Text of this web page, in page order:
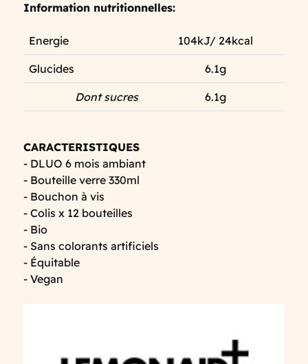
Information nutritionnelles:
Energie 104kJ/ 24kcal
Glucides 6.1g
Dont sucres 6.1g
CARACTERISTIQUES
- DLUO 6 mois ambiant
- Bouteille verre 330ml
- Bouchon à vis
- Colis x 12 bouteilles
- Bio
- Sans colorants artificiels
- Équitable
- Vegan